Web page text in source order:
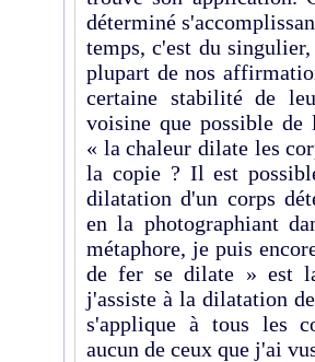
déterminé
temps, c'est du
plupart de nos
certaine stabilité de
voisine que possible
« la chaleur dilate les
la copie ? Il est
dilatation d'un corps
en la photographiant
métaphore, je puis
de fer se dilate » est
j'assiste à la dilatation
s'applique à tous les
aucun de ceux que j'ai